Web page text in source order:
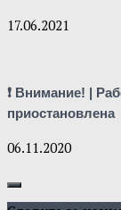
17.06.2021
❗ Внимание! |
приостановлена
06.11.2020